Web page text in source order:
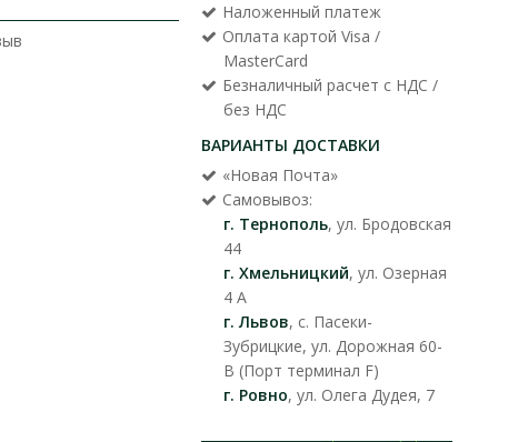
Наложенный платеж
Оплата картой Visa /
MasterCard
Безналичный расчет с НДС /
без НДС
ВАРИАНТЫ ДОСТАВКИ
«Новая Почта»
Самовывоз:
г. Тернополь, ул. Бродовская
44
г. Хмельницкий, ул. Озерная
4 А
г. Львов, с. Пасеки-
Зубрицкие, ул. Дорожная 60-
В (Порт терминал F)
г. Ровно, ул. Олега Дудея, 7